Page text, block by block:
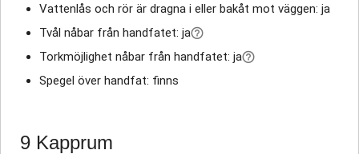
Vattenlås och rör är dragna i eller bakåt mot väggen: ja
Tvål nåbar från handfatet: ja
Torkmöjlighet nåbar från handfatet: ja
Spegel över handfat: finns
9 Kapprum